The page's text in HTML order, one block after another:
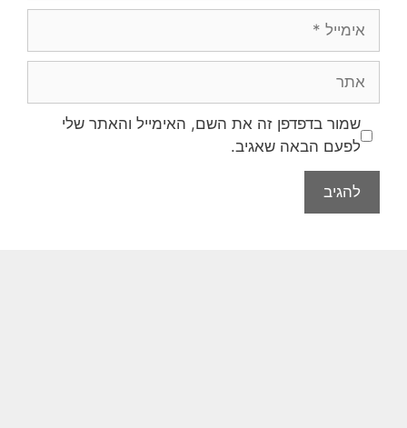
שמור בדפדפן זה את השם, האימייל והאתר שלי
לפעם הבאה שאגיב.